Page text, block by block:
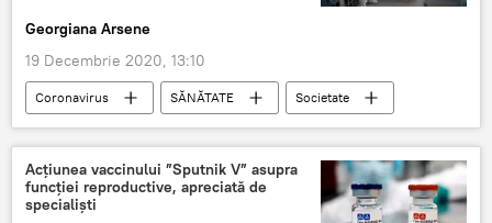
Georgiana Arsene
19 Decembrie 2020, 13:10
Coronavirus SĂNĂTATE
Societate
COVID-19
infectat România
Acțiunea vaccinului ”Sputnik V” asupra
funcției reproductive, apreciată de
specialiști